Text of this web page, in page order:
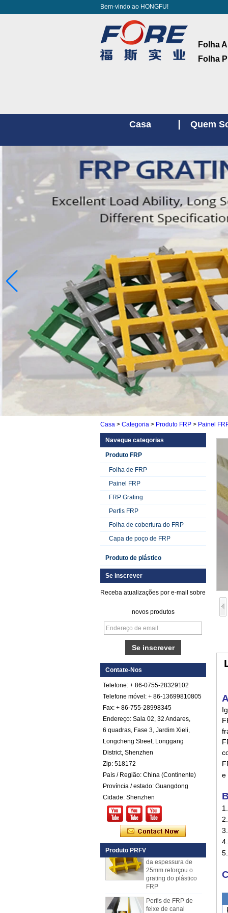
Bem-vindo ao HONGFU!
Folha
Folha
Casa Quem
Casa> Categoria> Produto FRP> Painel
Navegue categorias
Produto FRP
Folha de FRP
Painel FRP
FRP Grating
Perfis FRP
Folha de cobertura do FRP
Capa de poço de FRP
Produto de plástico
Se inscrever
Receba atualizações por e-mail sobre
novos produtos
Contate-Nos
Telefone: + 86-0755-28329102
Telefone móvel: + 86-13699810805
Fax: + 86-755-28998345
Endereço: Sala 02, 32 Andares,
6 quadras, Fase 3, Jardim Xieli,
Longcheng Street, Longgang
District, Shenzhen
Zip: 518172
País / Região: China (Continente)
Província / estado: Guangdong
Cidade: Shenzhen
Produto PRFV
Folha de FRP de
plástico reforçado
com fibra de vidro
lisa gelada
Folha de cascalho
de fibra reforçada
em fibra reforçada
com fibra de cor
exteriores pretos do
GRP FRP do preto
da espessura de
Painel composto
em espuma de
poliuretano
reforçado com fibra
de vidro FRP PU
para reboques
A fibra de vidro
côncava amarela
da espessura de
25mm reforçou o
grating do plástico
FRP
Perfis de FRP de
feixe de canal
reforçado com fibra
e